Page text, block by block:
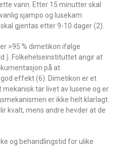
vann. Etter 15 minutter skal
sjampo og lusekam
gjentas etter 9-10 dager (2).
>95 % dimetikon ifølge
Folkehelseinstituttet angir at
på at
effekt (6). Dimetikon er et
tar livet av lusene og er
er ikke helt klarlagt.
kvalt, mens andre hevder at de
og behandlingstid for ulike